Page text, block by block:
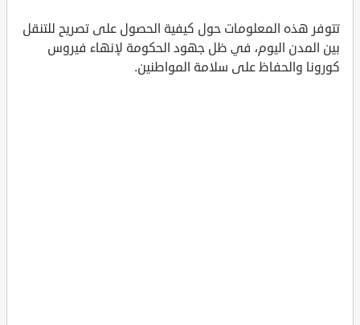
تتوفر هذه المعلومات حول كيفية الحصول على تصريح للتنقل
بين المدن اليوم، في ظل جهود الحكومة لإنهاء فيروس
كورونا والحفاظ على سلامة المواطنين.